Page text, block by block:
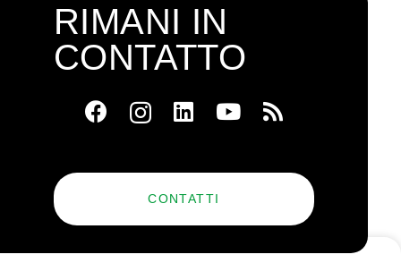
RIMANI IN
CONTATTO
CONTATTI